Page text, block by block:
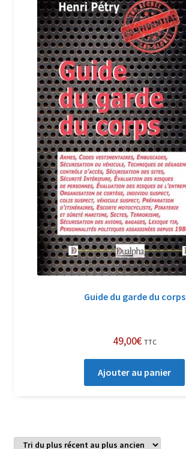
Livres de Peter Randa
Livres de Philippe Randa
Login Customizer
Newsletter
Nous Contacter
Panier
Politique de confidentialité et cookies
Qui sommes-nous ?
Soutien à Philippe Randa
Suivi de la Commande
Guide du garde du corps
49,00€ TTC
Ajouter au panier